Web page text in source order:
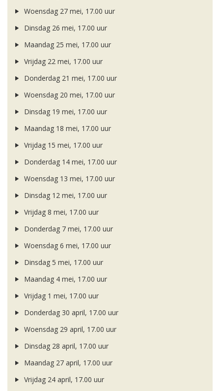
Woensdag 27 mei, 17.00 uur
Dinsdag 26 mei, 17.00 uur
Maandag 25 mei, 17.00 uur
Vrijdag 22 mei, 17.00 uur
Donderdag 21 mei, 17.00 uur
Woensdag 20 mei, 17.00 uur
Dinsdag 19 mei, 17.00 uur
Maandag 18 mei, 17.00 uur
Vrijdag 15 mei, 17.00 uur
Donderdag 14 mei, 17.00 uur
Woensdag 13 mei, 17.00 uur
Dinsdag 12 mei, 17.00 uur
Vrijdag 8 mei, 17.00 uur
Donderdag 7 mei, 17.00 uur
Woensdag 6 mei, 17.00 uur
Dinsdag 5 mei, 17.00 uur
Maandag 4 mei, 17.00 uur
Vrijdag 1 mei, 17.00 uur
Donderdag 30 april, 17.00 uur
Woensdag 29 april, 17.00 uur
Dinsdag 28 april, 17.00 uur
Maandag 27 april, 17.00 uur
Vrijdag 24 april, 17.00 uur